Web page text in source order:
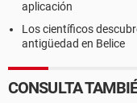
aplicación
Los científicos
antigüedad en Belice
CONSULTA